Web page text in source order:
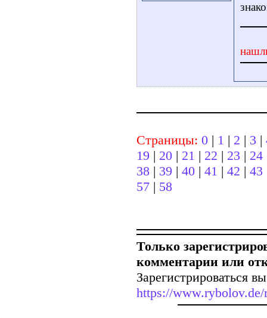
Страницы: 0 | 1 | 2 | 3 |
19 | 20 | 21 | 22 | 23 | 24
38 | 39 | 40 | 41 | 42 | 43
57 | 58
Только
комментарии или
Зарегистрироваться
https://www.rybolov.de/